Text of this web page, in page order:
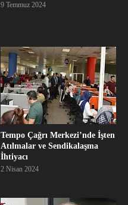
9 Temmuz 2024
Tempo Çağrı Merkezi’nde İşten
Atılmalar ve Sendikalaşma
İhtiyacı
2 Nisan 2024